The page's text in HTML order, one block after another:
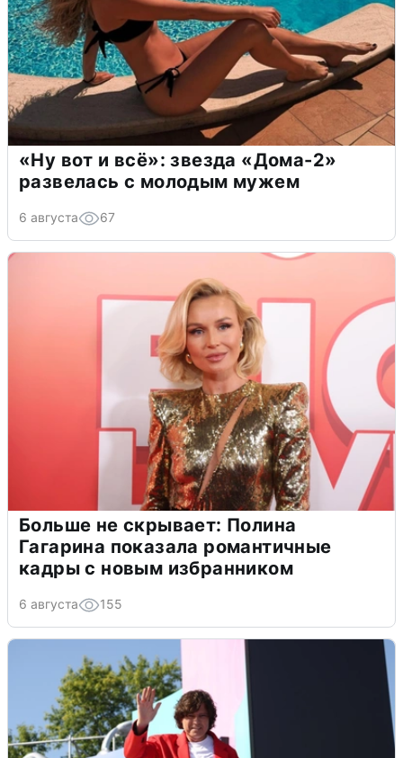
«Ну вот и всё»: звезда «Дома-2»
развелась с молодым мужем
6 августа 67
Больше не скрывает: Полина
Гагарина показала романтичные
кадры с новым избранником
6 августа 155